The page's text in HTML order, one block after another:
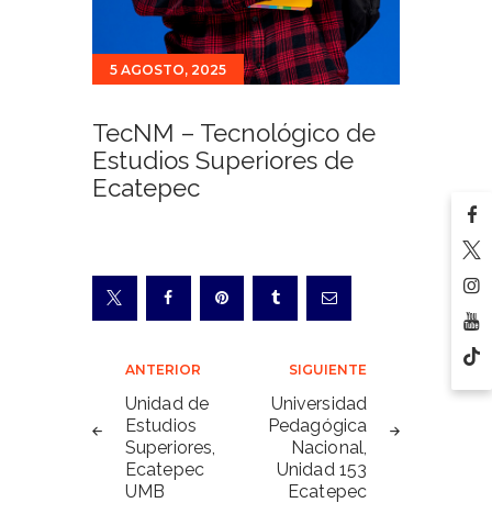
5 AGOSTO, 2025
TecNM – Tecnológico de
Estudios Superiores de
Ecatepec
Navegación
de
entradas
ANTERIOR
Unidad de
Estudios
Superiores,
Ecatepec
UMB
SIGUIENTE
Universidad
Pedagógica
Nacional,
Unidad 153
Ecatepec